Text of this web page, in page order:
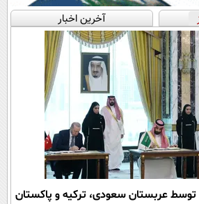
آخرین اخبار
عربستان سعودی، ترکیه و پاکستان